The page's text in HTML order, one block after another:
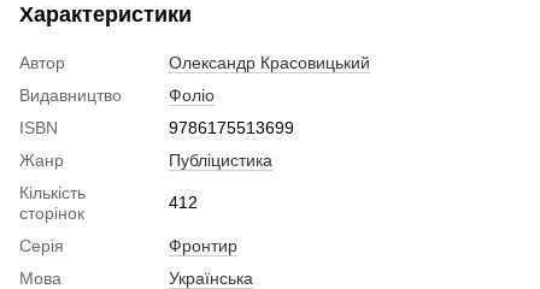
Характеристики
Автор
Олександр Красовицький
Видавництво
Фоліо
ISBN
9786175513699
Жанр
Публіцистика
Кількість
сторінок
412
Серія
Фронтир
Мова
Українська